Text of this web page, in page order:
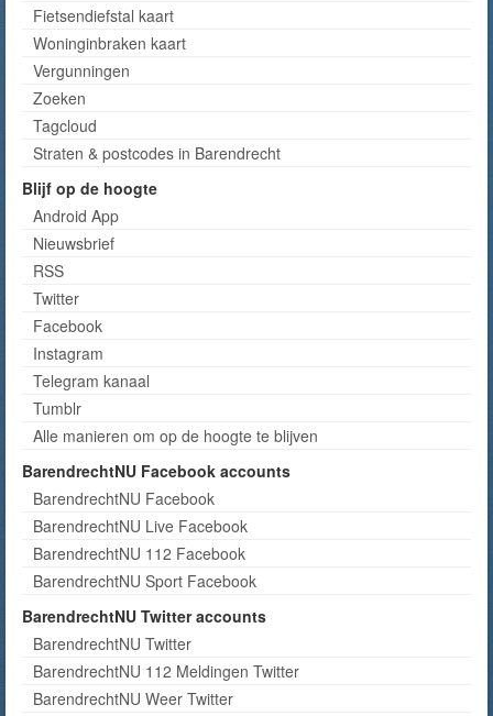
Fietsendiefstal kaart
Woninginbraken kaart
Vergunningen
Zoeken
Tagcloud
Straten & postcodes in Barendrecht
Blijf op de hoogte
Android App
Nieuwsbrief
RSS
Twitter
Facebook
Instagram
Telegram kanaal
Tumblr
Alle manieren om op de hoogte te blijven
BarendrechtNU Facebook accounts
BarendrechtNU Facebook
BarendrechtNU Live Facebook
BarendrechtNU 112 Facebook
BarendrechtNU Sport Facebook
BarendrechtNU Twitter accounts
BarendrechtNU Twitter
BarendrechtNU 112 Meldingen Twitter
BarendrechtNU Weer Twitter